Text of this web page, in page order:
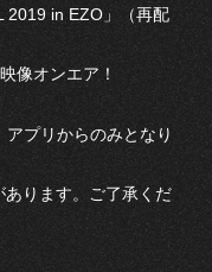
2019 in EZO」（再配
像オンエア！
プリからのみとなり
ります。ご了承くだ